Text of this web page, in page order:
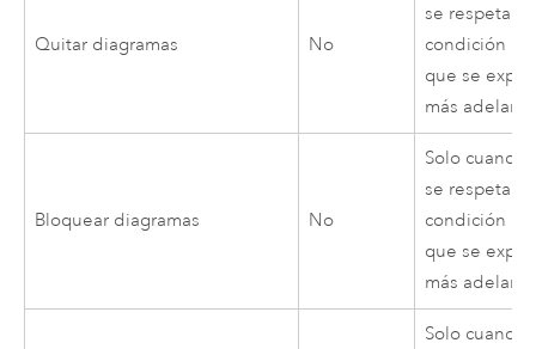
Quitar diagramas No
se respeta la
condición 1
que se
más
Bloquear diagramas No
Solo cuando
se respeta la
condición 1
que se
más
Solo cuando